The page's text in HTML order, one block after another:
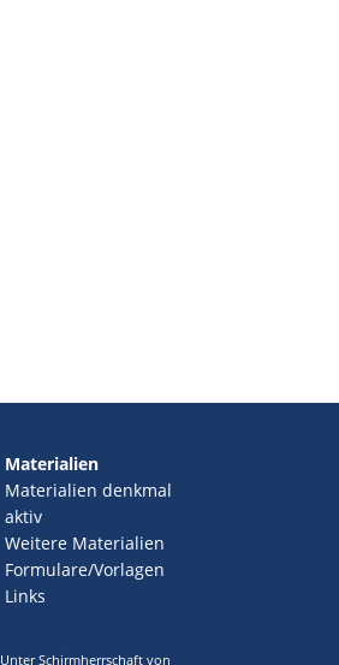
Materialien
Materialien denkmal
aktiv
Weitere Materialien
Formulare/Vorlagen
Links
Unter Schirmherrschaft von